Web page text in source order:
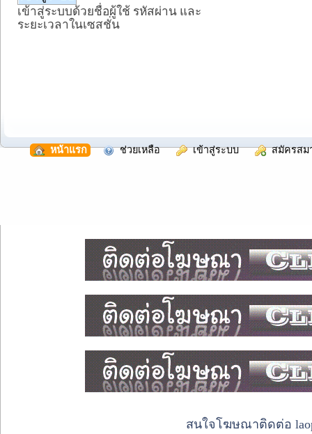
เข้าสู่ระบบด้วยชื่อผู้ใช้ รหัสผ่าน และ
ระยะเวลาในเซสชั่น
หน้าแรก ช่วยเหลือ เข้าสู่ระบบ สมัครสม
สนใจโฆษณาติดต่อ